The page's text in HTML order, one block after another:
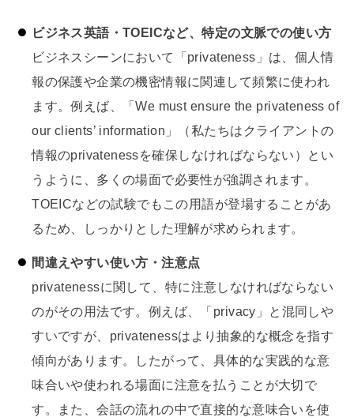
ビジネス英語・TOEICなど、特定の文脈での使い方
ビジネスシーンにおいて「privateness」は、個人情
報の保護や企業の機密情報に関連して頻繁に使われ
ます。例えば、「We must ensure the privateness of
our clients’ information」（私たちはクライアントの
情報のprivatenessを確保しなければならない）とい
うように、多くの場面で必要性が強調されます。
TOEICなどの試験でもこの用語が登場することがあ
るため、しっかりとした理解が求められます。
間違えやすい使い方・注意点
privatenessに関して、特に注意しなければならない
のがその用法です。例えば、「privacy」と混同しや
すいですが、privatenessはより抽象的な概念を指す
傾向があります。したがって、具体的な実践的な意
味合いや使われる場面に注意を払うことが大切で
す。また、会話の流れの中で直接的な意味合いを使